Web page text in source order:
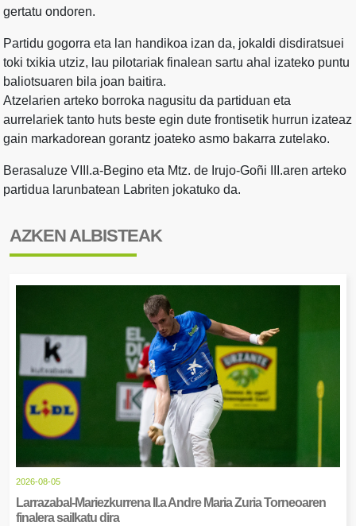
gertatu ondoren.
Partidu gogorra eta lan handikoa izan da, jokaldi disdiratsuei
toki txikia utziz, lau pilotariak finalean sartu ahal izateko puntu
baliotsuaren bila joan baitira.
Atzelarien arteko borroka nagusitu da partiduan eta
aurrelariek tanto huts beste egin dute frontisetik hurrun izateaz
gain markadorean gorantz joateko asmo bakarra zutelako.
Berasaluze VIII.a-Begino eta Mtz. de Irujo-Goñi III.aren arteko
partidua larunbatean Labriten jokatuko da.
AZKEN ALBISTEAK
2026-08-05
Larrazabal-Mariezkurrena II.a Andre Maria Zuria Torneoaren
finalera sailkatu dira